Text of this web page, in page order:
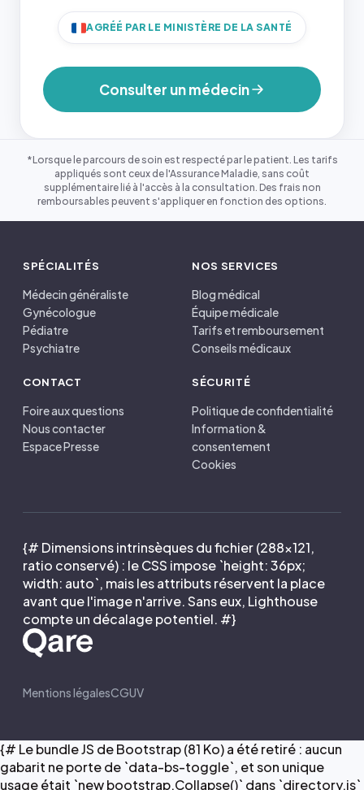
AGRÉÉ PAR LE MINISTÈRE DE LA SANTÉ
Consulter un médecin
*Lorsque le parcours de soin est respecté par le patient. Les tarifs
appliqués sont ceux de l'Assurance Maladie, sans coût
supplémentaire lié à l'accès à la consultation. Des frais non
remboursables peuvent s'appliquer en fonction des options.
SPÉCIALITÉS
Médecin généraliste
Gynécologue
Pédiatre
Psychiatre
NOS SERVICES
Blog médical
Équipe médicale
Tarifs et remboursement
Conseils médicaux
CONTACT
Foire aux questions
Nous contacter
Espace Presse
SÉCURITÉ
Politique de confidentialité
Information &
consentement
Cookies
{# Dimensions intrinsèques du fichier (288×121,
ratio conservé) : le CSS impose `height: 36px;
width: auto`, mais les attributs réservent la place
avant que l'image n'arrive. Sans eux, Lighthouse
compte un décalage potentiel. #}
Mentions légalesCGUV
{# Le bundle JS de Bootstrap (81 Ko) a été retiré : aucun
gabarit ne porte de `data-bs-toggle`, et son unique
usage était `new bootstrap.Collapse()` dans `directory.js`